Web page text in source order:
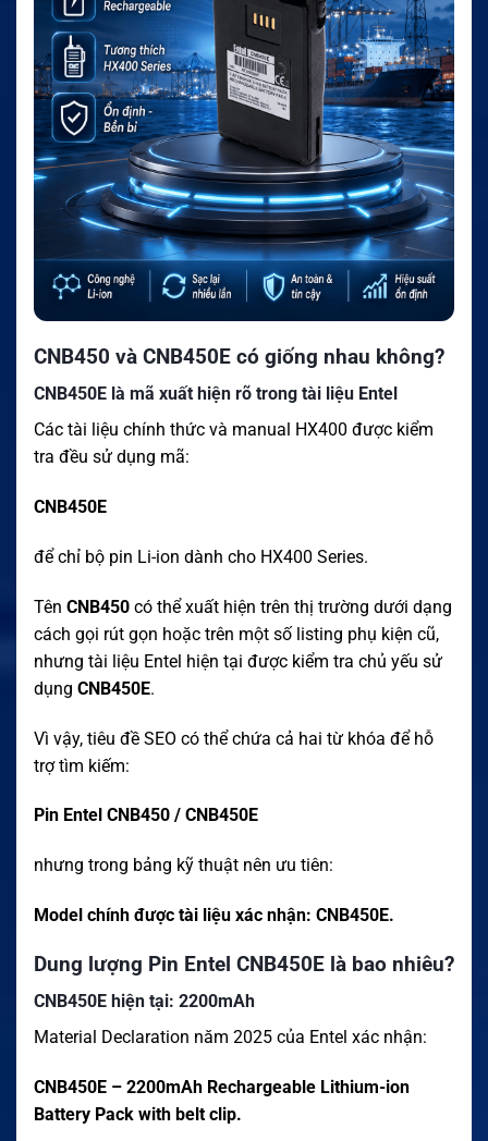
CNB450 và CNB450E có giống nhau không?
CNB450E là mã xuất hiện rõ trong tài liệu Entel
Các tài liệu chính thức và manual HX400 được kiểm
tra đều sử dụng mã:
CNB450E
để chỉ bộ pin Li-ion dành cho HX400 Series.
Tên CNB450 có thể xuất hiện trên thị trường dưới dạng
cách gọi rút gọn hoặc trên một số listing phụ kiện cũ,
nhưng tài liệu Entel hiện tại được kiểm tra chủ yếu sử
dụng CNB450E.
Vì vậy, tiêu đề SEO có thể chứa cả hai từ khóa để hỗ
trợ tìm kiếm:
Pin Entel CNB450 / CNB450E
nhưng trong bảng kỹ thuật nên ưu tiên:
Model chính được tài liệu xác nhận: CNB450E.
Dung lượng Pin Entel CNB450E là bao nhiêu?
CNB450E hiện tại: 2200mAh
Material Declaration năm 2025 của Entel xác nhận:
CNB450E – 2200mAh Rechargeable Lithium-ion
Battery Pack with belt clip.